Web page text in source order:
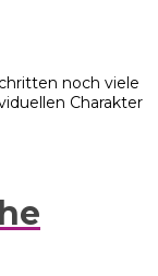
noch viele
Charakter